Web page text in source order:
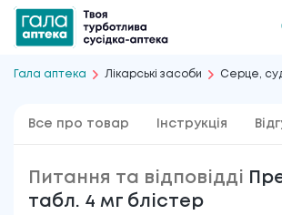
Гала аптека Лікарські засоби Серце,
Все про товар Інструкція
Питання та відповідді
табл. 4 мг блістер